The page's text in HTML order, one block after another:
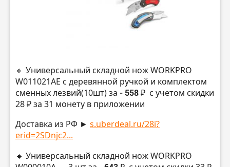
🔸 Универсальный складной нож WORKPRO
W011021AE с деревянной ручкой и комплектом
сменных лезвий(10шт) за - 558 ₽ с учетом скидки
28 ₽ за 31 монету в приложении
Доставка из РФ ► s.uberdeal.ru/28i?
erid=2SDnjc2...
🔸 Универсальный складной нож WORKPRO